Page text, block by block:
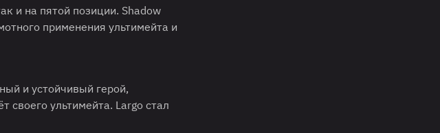
и на пятой позиции. Shadow
применения ультимейта и
и устойчивый герой,
своего ультимейта. Largo стал